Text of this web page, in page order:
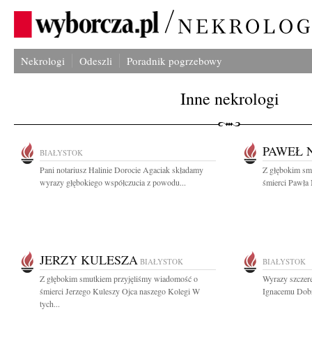
Nekrologi Odeszli Poradnik pogrzebowy
Inne nekrologi
BIAŁYSTOK
Pani notariusz Halinie Dorocie Agaciak składamy
wyrazy głębokiego współczucia z powodu...
PAWEŁ
Z głębokim
śmierci
JERZY KULESZA BIAŁYSTOK
Z głębokim smutkiem przyjęliśmy wiadomość o
śmierci Jerzego Kuleszy Ojca naszego Kolegi W
tych...
BIAŁYSTOK
Wyrazy
Ignacemu